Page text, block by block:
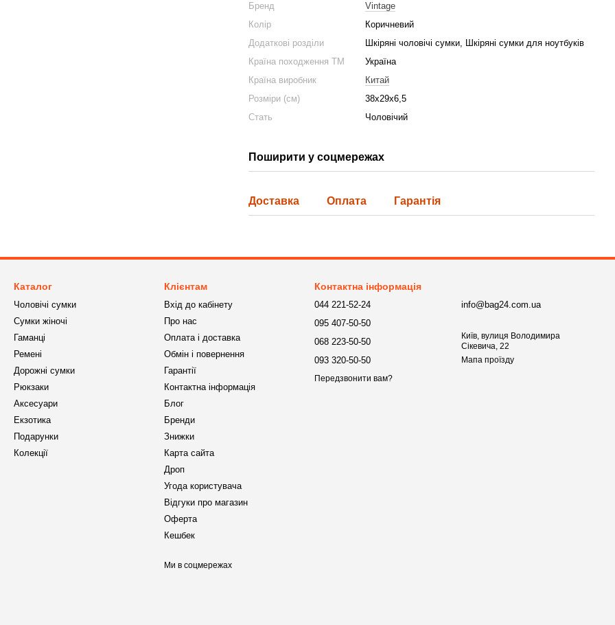
Бренд
Vintage
Колір
Коричневий
Додаткові розділи
Шкіряні чоловічі сумки, Шкіряні сумки для ноутбуків
Країна походження ТМ
Україна
Країна виробник
Китай
Розміри (см)
38х29х6,5
Стать
Чоловічий
Поширити у соцмережах
Доставка Оплата Гарантія
Каталог
Чоловічі сумки
Сумки жіночі
Гаманці
Ремені
Дорожні сумки
Рюкзаки
Аксесуари
Екзотика
Подарунки
Колекції
Клієнтам
Вхід до кабінету
Про нас
Оплата і доставка
Обмін і повернення
Гарантії
Контактна інформація
Блог
Бренди
Знижки
Карта сайта
Дроп
Угода користувача
Відгуки про магазин
Оферта
Кешбек
Ми в соцмережах
Контактна інформація
044 221-52-24
095 407-50-50
068 223-50-50
093 320-50-50
Передзвонити вам?
info@bag24.com.ua
Київ, вулиця Володимира
Сікевича, 22
Мапа проїзду